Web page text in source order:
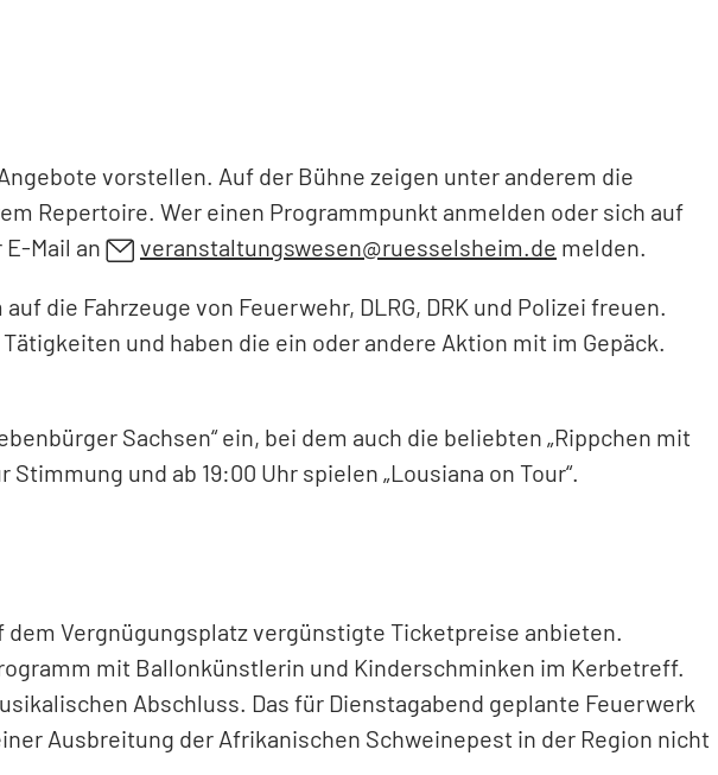
vorstellen. Auf der Bühne zeigen unter anderem die
Repertoire. Wer einen Programmpunkt anmelden oder sich auf
Mail an
veranstaltungswesen ruesselsheim de melden.
die Fahrzeuge von Feuerwehr, DLRG, DRK und Polizei freuen.
und haben die ein oder andere Aktion mit im Gepäck.
Sachsen“ ein, bei dem auch die beliebten „Rippchen mit
und ab 19:00 Uhr spielen „Lousiana on Tour“.
Vergnügungsplatz vergünstigte Ticketpreise anbieten.
mit Ballonkünstlerin und Kinderschminken im Kerbetreff.
Abschluss. Das für Dienstagabend geplante Feuerwerk
Ausbreitung der Afrikanischen Schweinepest in der Region nicht